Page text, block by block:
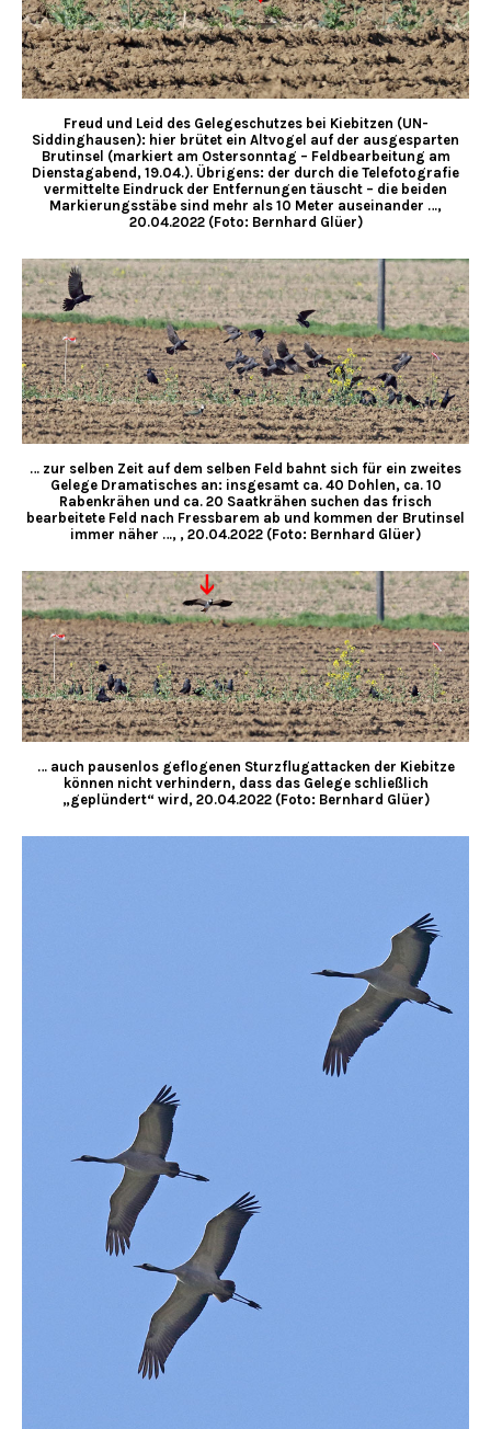
Freud und Leid des Gelegeschutzes bei Kiebitzen (UN-
Siddinghausen): hier brütet ein Altvogel auf der ausgesparten
Brutinsel (markiert am Ostersonntag – Feldbearbeitung am
Dienstagabend, 19.04.). Übrigens: der durch die Telefotografie
vermittelte Eindruck der Entfernungen täuscht – die beiden
Markierungsstäbe sind mehr als 10 Meter auseinander …,
20.04.2022 (Foto: Bernhard Glüer)
… zur selben Zeit auf dem selben Feld bahnt sich für ein zweites
Gelege Dramatisches an: insgesamt ca. 40 Dohlen, ca. 10
Rabenkrähen und ca. 20 Saatkrähen suchen das frisch
bearbeitete Feld nach Fressbarem ab und kommen der Brutinsel
immer näher …, , 20.04.2022 (Foto: Bernhard Glüer)
… auch pausenlos geflogenen Sturzflugattacken der Kiebitze
können nicht verhindern, dass das Gelege schließlich
„geplündert“ wird, 20.04.2022 (Foto: Bernhard Glüer)